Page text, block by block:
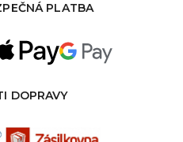
PLATBA
DOPRAVY